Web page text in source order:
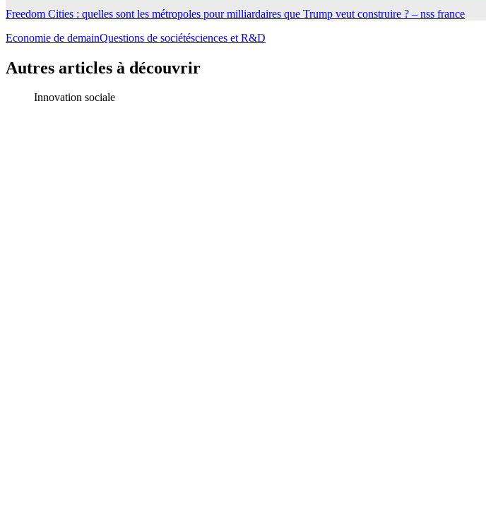
Freedom Cities : quelles sont les métropoles pour milliardaires que Trump veut construire ? – nss france
Economie de demainQuestions de sociétésciences et R&D
Autres articles à découvrir
Innovation sociale